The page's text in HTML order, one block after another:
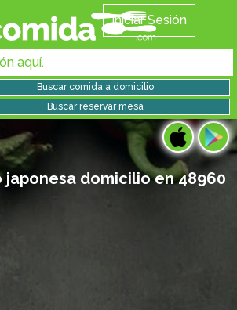
Iniciar Sesión
japonesa domicilio en 48960